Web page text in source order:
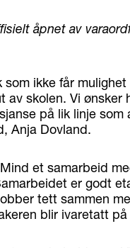
åpnet av
ikke får
av skolen. Vi
på lik linje som
Anja Dovland.
et samarbeid
er godt
tett sammen
blir ivaretatt